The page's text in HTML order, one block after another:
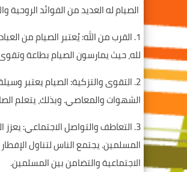
الصيام له العديد من الفوائد
1. القرب من الله: يُعتبر الصيام من
لله، حيث يمارسون الصيام بطاعة
2. التقوى والتزكية: الصيام يعتبر
الشهوات والمعاصي. وبذلك، يتعلم
3. التعاطف والتواصل الاجتماعي:
المسلمين. يجتمع الناس لتناول
الاجتماعية والتضامن بين المسلمين.